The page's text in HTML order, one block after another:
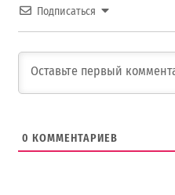
Подписаться
0 КОММЕНТАРИЕВ